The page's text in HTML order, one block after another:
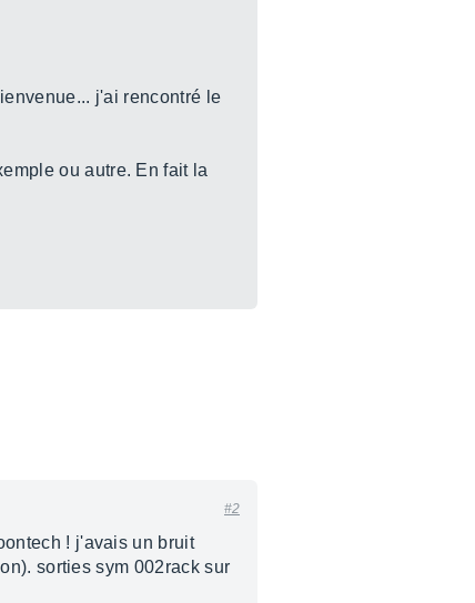
j'ai rencontré le
ou autre. En fait la
#2
! j'avais un bruit
sorties sym 002rack sur